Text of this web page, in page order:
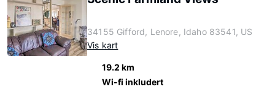
34155 Gifford, Lenore, Idaho 83541, US
Vis kart
19.2 km
Wi-fi inkludert